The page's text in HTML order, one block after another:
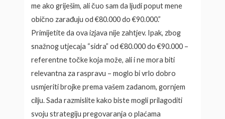
me ako griješim, ali čuo sam da ljudi poput mene
obično zarađuju od €80.000 do €90.000.”
Primijetite da ova izjava nije zahtjev. Ipak, zbog
snažnog utjecaja “sidra” od €80.000 do €90.000 –
referentne točke koja može, ali i ne mora biti
relevantna za raspravu – moglo bi vrlo dobro
usmjeriti brojke prema vašem zadanom, gornjem
cilju. Sada razmislite kako biste mogli prilagoditi
svoju strategiju pregovaranja o plaćama